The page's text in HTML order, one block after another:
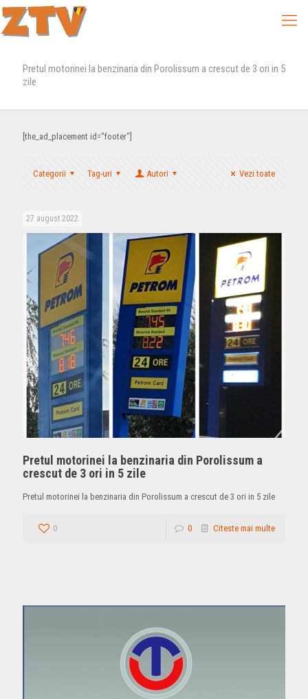
Pretul motorinei la benzinaria din Porolissum a crescut de 3 ori in 5
zile
[the_ad_placement id="footer"]
Categorii Tag-uri Autori Vezi toate
27 august 2022
Pretul motorinei la benzinaria din Porolissum a
crescut de 3 ori in 5 zile
Pretul motorinei la benzinaria din Porolissum a crescut de 3 ori in 5 zile
0 0 Citeste mai multe